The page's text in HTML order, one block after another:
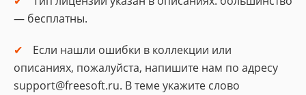
— бесплатны.
Если нашли ошибки в коллекции или
описаниях, пожалуйста, напишите нам по адресу
support@freesoft.ru. В теме укажите слово